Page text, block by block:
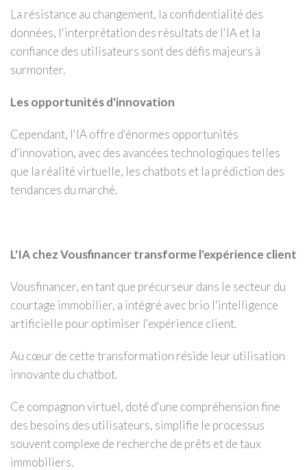
La résistance au changement, la confidentialité des
données, l'interprétation des résultats de l'IA et la
confiance des utilisateurs sont des défis majeurs à
surmonter.
Les opportunités d'innovation
Cependant, l'IA offre d'énormes opportunités
d'innovation, avec des avancées technologiques telles
que la réalité virtuelle, les chatbots et la prédiction des
tendances du marché.
L'IA chez Vousfinancer transforme l'expérience client
Vousfinancer, en tant que précurseur dans le secteur du
courtage immobilier, a intégré avec brio l'intelligence
artificielle pour optimiser l'expérience client.
Au cœur de cette transformation réside leur utilisation
innovante du chatbot.
Ce compagnon virtuel, doté d'une compréhension fine
des besoins des utilisateurs, simplifie le processus
souvent complexe de recherche de prêts et de taux
immobiliers.